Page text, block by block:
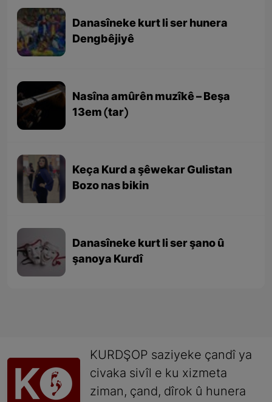
Danasîneke kurt li ser hunera
Dengbêjiyê
Nasîna amûrên muzîkê – Beşa
13em (tar)
Keça Kurd a şêwekar Gulistan
Bozo nas bikin
Danasîneke kurt li ser şano û
şanoya Kurdî
KURDŞOP saziyeke çandî ya
civaka sivîl e ku xizmeta
ziman, çand, dîrok û hunera